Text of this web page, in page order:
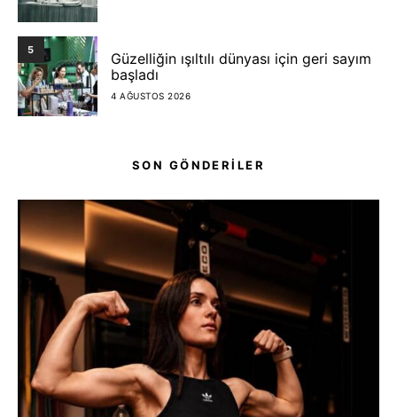
5
Güzelliğin ışıltılı dünyası için geri sayım
başladı
4 AĞUSTOS 2026
SON GÖNDERİLER